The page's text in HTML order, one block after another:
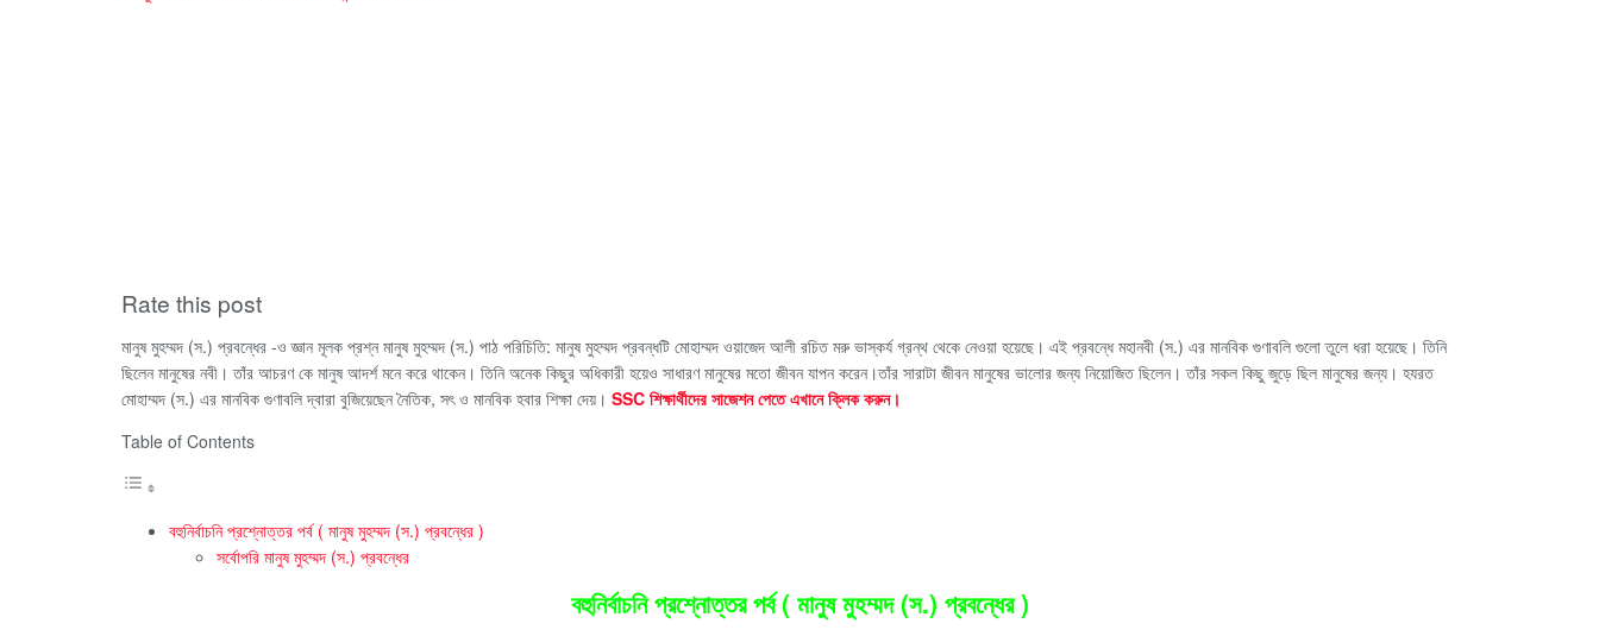
Rate this post
মানুষ মুহম্মদ (স.) প্রবন্ধের -ও জ্ঞান মূলক প্রশ্ন মানুষ মুহম্মদ (স.) পাঠ পরিচিতি: মানুষ মুহম্মদ প্রবন্ধটি মোহাম্মদ ওয়াজেদ আলী রচিত মরু ভাস্কর্য গ্রন্থ থেকে নেওয়া হয়েছে। এই প্রবন্ধে মহানবী (স.) এর মানবিক গুণাবলি গুলো তুলে ধরা হয়েছে। তিনি
ছিলেন মানুষের নবী। তাঁর আচরণ কে মানুষ আদর্শ মনে করে থাকেন। তিনি অনেক কিছুর অধিকারী হয়েও সাধারণ মানুষের মতো জীবন যাপন করেন।তাঁর সারাটা জীবন মানুষের ভালোর জন্য নিয়োজিত ছিলেন। তাঁর সকল কিছু জুড়ে ছিল মানুষের জন্য। হযরত
মোহাম্মদ (স.) এর মানবিক গুণাবলি দ্বারা বুজিয়েছেন নৈতিক, সৎ ও মানবিক হবার শিক্ষা দেয়। SSC শিক্ষার্থীদের সাজেশন পেতে এখানে ক্লিক করুন।
Table of Contents
বহুনির্বাচনি প্রশ্নোত্তর পর্ব ( মানুষ মুহম্মদ (স.) প্রবন্ধের )
সর্বোপরি মানুষ মুহম্মদ (স.) প্রবন্ধের
বহুনির্বাচনি প্রশ্নোত্তর পর্ব ( মানুষ মুহম্মদ (স.) প্রবন্ধের )